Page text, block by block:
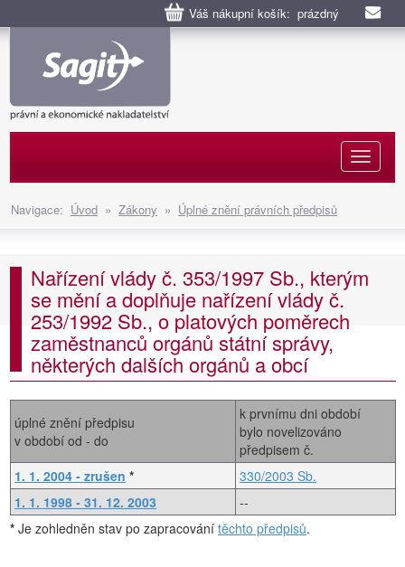
Váš nákupní košík: prázdný
Navigace: Úvod » Zákony » Úplné znění právních předpisů
Nařízení vlády č. 353/1997 Sb., kterým
se mění a doplňuje nařízení vlády č.
253/1992 Sb., o platových poměrech
zaměstnanců orgánů státní správy,
některých dalších orgánů a obcí
úplné znění předpisu
v období od - do
k prvnímu dni období
bylo novelizováno
předpisem č.
1. 1. 2004 - zrušen *
330/2003 Sb.
1. 1. 1998 - 31. 12. 2003
--
* Je zohledněn stav po zapracování těchto předpisů.